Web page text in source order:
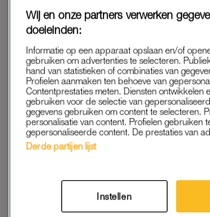
veel bijval.
https://twitter.com/DonRoelofsen/
Ook BN’ers bemoeien zich met de
‘Mogen de artsen als jij hulp nodig
#ikdoenietmeermee?’, vraagt
af.
Wij en onze partners verwerken
doeleinden:
Informatie op een apparaat opslaan en/of
gebruiken om advertenties te selecteren.
hand van statistieken of combinaties van
Profielen aanmaken ten behoeve van
Contentprestaties meten. Diensten ontwikkelen
gebruiken voor de selectie van
gegevens gebruiken om content te selecteren.
personalisatie van content. Profielen gebruiken
gepersonaliseerde content. De prestaties van
Derde partijen lijst
Instellen